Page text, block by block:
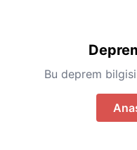
Bu deprem